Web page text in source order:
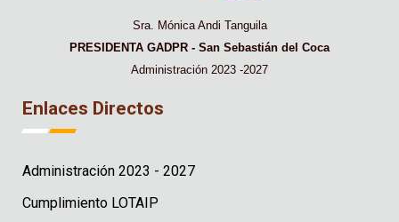
Sra. Mónica Andi Tanguila
PRESIDENTA GADPR - San Sebastián del Coca
Administración 2023 -2027
Enlaces Directos
Administración 2023 - 2027
Cumplimiento LOTAIP